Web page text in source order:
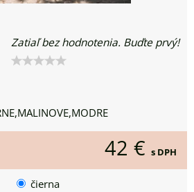
Zatiaľ bez hodnotenia. Buďte prvý!
42 € s DPH
čierna